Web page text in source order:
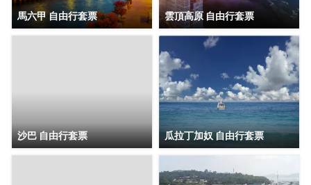
換服務。
馬六甲 自由行套票 雲頂高原 自由行套票
沙巴 自由行套票 瓜拉丁加奴 自由行套票